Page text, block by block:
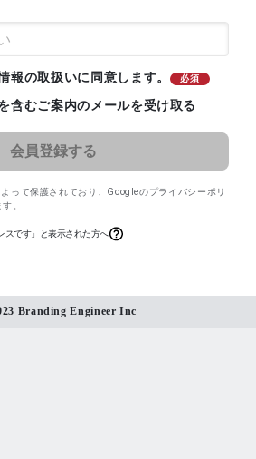
報の取扱いに同意します。 必須
含むご案内のメールを受け取る
って保護されており、 Googleのプライバシーポリ
。
スです」と表示された方へ
Branding Engineer Inc